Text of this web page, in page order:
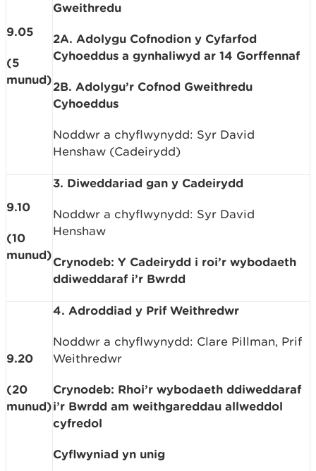
9.05
(5
munud)
Gweithredu
2A. Adolygu Cofnodion y Cyfarfod
Cyhoeddus a gynhaliwyd ar 14 Gorffennaf
2B. Adolygu’r Cofnod Gweithredu
Cyhoeddus
Noddwr a chyflwynydd: Syr David
Henshaw (Cadeirydd)
9.10
(10
munud)
3. Diweddariad gan y Cadeirydd
Noddwr a chyflwynydd: Syr David
Henshaw
Crynodeb: Y Cadeirydd i roi’r wybodaeth
ddiweddaraf i’r Bwrdd
9.20
(20
munud)
4. Adroddiad y Prif Weithredwr
Noddwr a chyflwynydd: Clare Pillman, Prif
Weithredwr
Crynodeb: Rhoi’r wybodaeth ddiweddaraf
i’r Bwrdd am weithgareddau allweddol
cyfredol
Cyflwyniad yn unig